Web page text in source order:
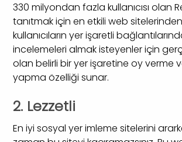
330 milyondan fazla kullanıcısı olan
tanıtmak için en etkili web
kullanıcıların yer işaretli
incelemeleri almak isteyenler için
olan belirli bir yer işaretine oy verme
yapma özelliği sunar.
2. Lezzetli
En iyi sosyal yer imleme sitelerini